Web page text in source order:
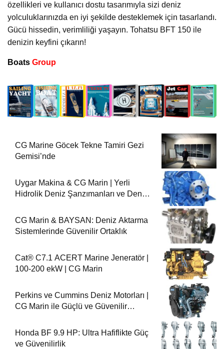
özellikleri ve kullanıcı dostu tasarımıyla sizi deniz
yolculuklarınızda en iyi şekilde desteklemek için tasarlandı.
Gücü hissedin, verimliliği yaşayın. Tohatsu BFT 150 ile
denizin keyfini çıkarın!
Boats Group
CG Marine Göcek Tekne Tamiri Gezi
Gemisi’nde
Uygar Makina & CG Marin | Yerli
Hidrolik Deniz Şanzımanları ve Deniz
CG Marin & BAYSAN: Deniz Aktarma
Sistemlerinde Güvenilir Ortaklık
Cat® C7.1 ACERT Marine Jeneratör |
100-200 ekW | CG Marin
Perkins ve Cummins Deniz Motorları |
CG Marin ile Güçlü ve Güvenilir
Honda BF 9.9 HP: Ultra Hafiflikte Güç
ve Güvenilirlik